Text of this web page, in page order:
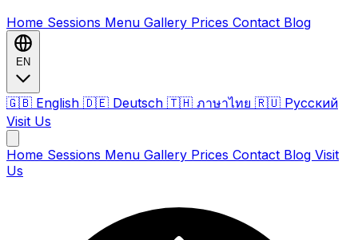
Home Sessions Menu Gallery Prices Contact Blog
EN
🇬🇧 English 🇩🇪 Deutsch 🇹🇭 ภาษาไทย 🇷🇺 Русский
Visit Us
Home Sessions Menu Gallery Prices Contact Blog Visit
Us